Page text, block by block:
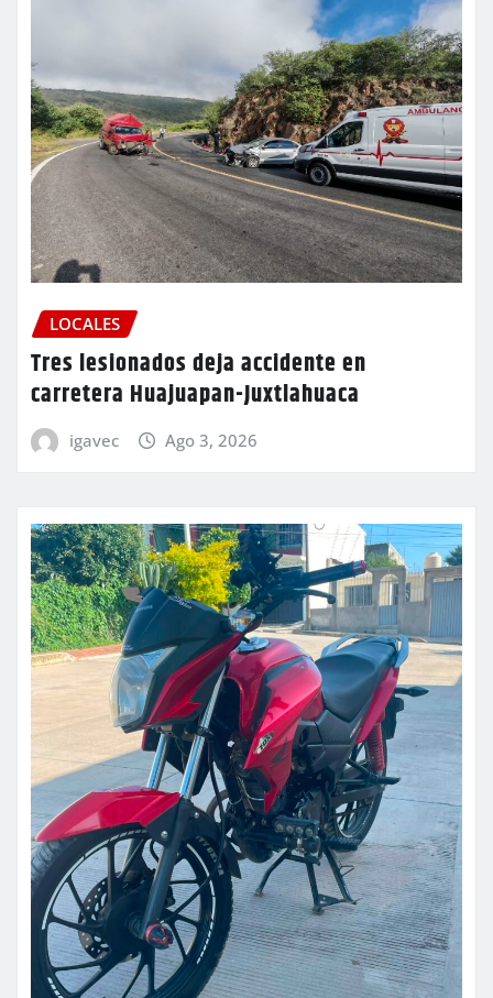
LOCALES
Tres lesionados deja accidente en
carretera Huajuapan-Juxtlahuaca
igavec Ago 3, 2026